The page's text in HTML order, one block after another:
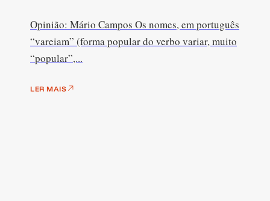
Opinião: Mário Campos Os nomes, em português
“vareiam” (forma popular do verbo variar, muito
“popular”,...
LER MAIS